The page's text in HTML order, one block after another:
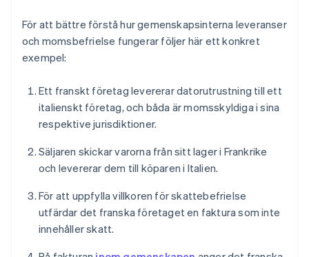
För att bättre förstå hur gemenskapsinterna leveranser
och momsbefrielse fungerar följer här ett konkret
exempel:
Ett franskt företag levererar datorutrustning till ett
italienskt företag, och båda är momsskyldiga i sina
respektive jurisdiktioner.
Säljaren skickar varorna från sitt lager i Frankrike
och levererar dem till köparen i Italien.
För att uppfylla villkoren för skattebefrielse
utfärdar det franska företaget en faktura som inte
innehåller skatt.